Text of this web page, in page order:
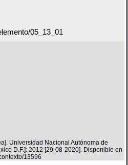
05_13_01
Universidad Nacional Autónoma de
D.F.]: 2012 [29-08-2020]. Disponible en
13596